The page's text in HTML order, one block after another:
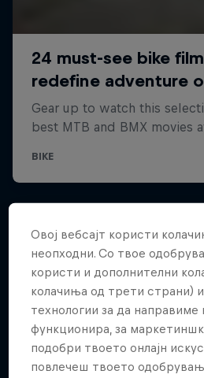
Овој вебсајт користи
неопходни. Со твое
користи и дополнителни
колачиња од трети страни)
технологии за да направиме
функционира, за
подобри твоето онлајн
повлечеш твоето